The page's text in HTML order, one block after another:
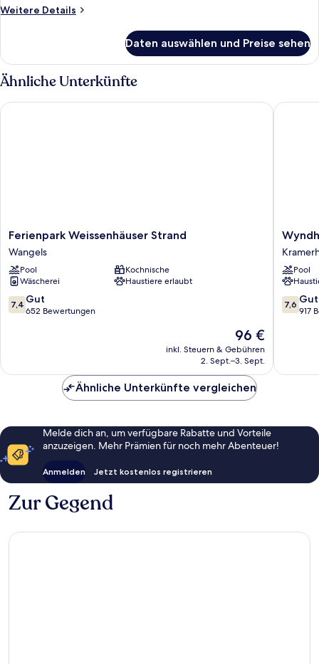
anzeigen
Weitere Details
Weitere
Kochnische,
Seeblick
Daten auswählen und Preise sehen
Ähnliche Unterkünfte
Ferienpark
Weissenhäuser
Strand
Wangels
Ferienpark Weissenhäuser Strand
Wangels
Pool
Kochnische
Wäscherei
Haustiere erlaubt
7.4
von
7,4 Gut
652 Bewertungen
Der
Preis
beträgt
96 €
inkl. Steuern & Gebühren
2. Sept.–3. Sept.
Ferienpark Weissenhäuser Strand
Pool
7.6
von
7,6 Gut
917
Ähnliche Unterkünfte vergleichen
Melde dich an, um verfügbare Rabatte und Vorteile
anzuzeigen. Mehr Prämien für noch mehr Abenteuer!
Anmelden Jetzt kostenlos registrieren
Zur Gegend